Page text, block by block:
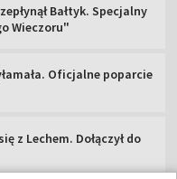
Bałtyk. Specjalny
Wieczoru"
Oficjalne poparcie
z Lechem. Dołączył do